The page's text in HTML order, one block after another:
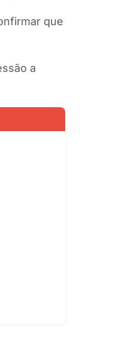
que
a